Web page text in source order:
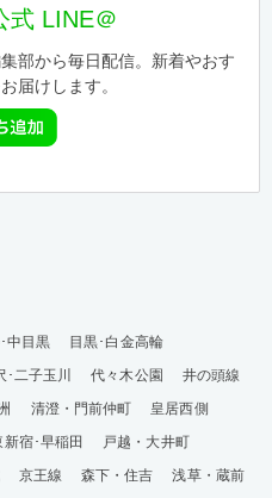
式 LINE＠
部から毎日配信。新着やおす
届けします。
中目黒
目黒･白金高輪
･二子玉川 代々木公園
井の頭線
清澄・門前仲町
皇居西側
新宿･早稲田
戸越・大井町
京王線 森下・住吉
浅草・蔵前